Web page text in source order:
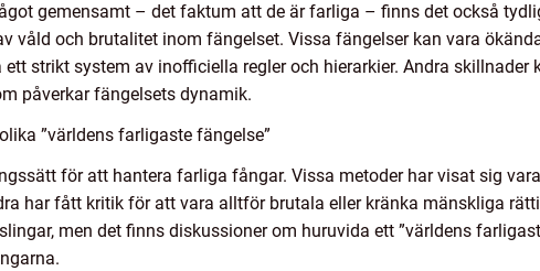
gemensamt – det faktum att de är farliga – finns det också
våld och brutalitet inom fängelset. Vissa fängelser kan vara
strikt system av inofficiella regler och hierarkier. Andra skillnader
påverkar fängelsets dynamik.
”världens farligaste fängelse”
för att hantera farliga fångar. Vissa metoder har visat sig
har fått kritik för att vara alltför brutala eller kränka mänskliga
men det finns diskussioner om huruvida ett ”världens